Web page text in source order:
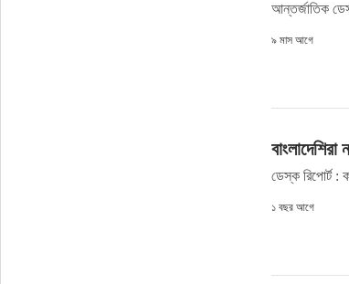
আন্তর্জাতিক
৯ মাস আগে
ডেস্ক রিপোর্ট :
১ বছর আগে